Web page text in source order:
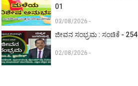
01
03/08/2026 -
ಜೀವನ ಸಂಭ್ರಮ : ಸಂಚಿಕೆ - 254
02/08/2026 -